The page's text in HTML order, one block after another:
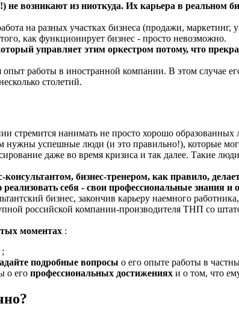
не возникают из ниоткуда. Их карьера в
на разных участках бизнеса (продажи, маркетинг,
как функционирует бизнес - просто невозможно.
управляет этим оркестром потому, что
работы в иностранной компании. В этом случае
столетий.
стремится нанимать не просто хорошо
нужны успешные люди (и это правильно!), которые
даже во время кризиса и так далее. Такие
бизнес-тренером, как правило,
себя - свои профессиональные знания и
бизнес, закончив карьеру наемного
российской компании-производителя ТНП со
моментах :
;
подробные вопросы о его опыте работы в
о его профессиональных достижениях и о том, что